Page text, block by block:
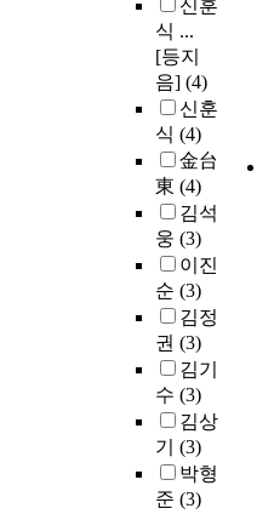
신훈
식 ...
[등지
음] (4)
신훈
식 (4)
金台
東 (4)
김석
웅 (3)
이진
순 (3)
김정
권 (3)
김기
수 (3)
김상
기 (3)
박형
준 (3)